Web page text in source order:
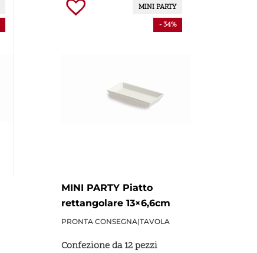
MINI PARTY Piatto
rettangolare 13×6,6cm
h1,9cm - 12 Pezzi
PRONTA CONSEGNA|TAVOLA
Confezione da 12 pezzi
- 34%
MINI PARTY